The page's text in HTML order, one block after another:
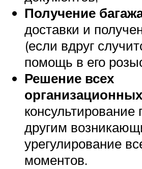
Получение
доставки и
(если вдруг
помощь в его
Решение всех
другим
урегулирование
моментов.